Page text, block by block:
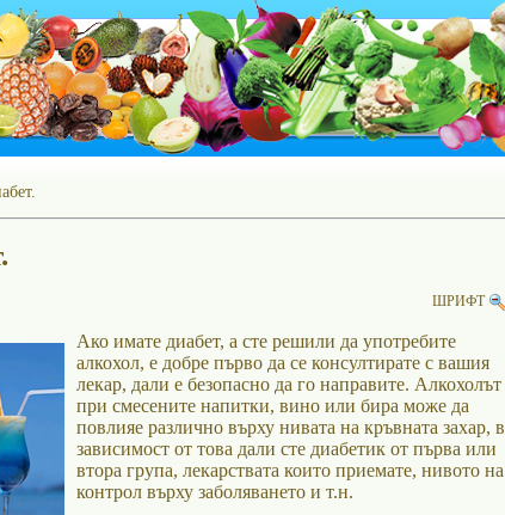
ШРИФТ
Ако имате диабет, а сте решили да употребите
алкохол, е добре първо да се консултирате с вашия
лекар, дали е безопасно да го направите. Алкохолът
при смесените напитки, вино или бира може да
повлияе различно върху нивата на кръвната захар, в
зависимост от това дали сте диабетик от първа или
втора група, лекарствата които приемате, нивото на
контрол върху заболяването и т.н.